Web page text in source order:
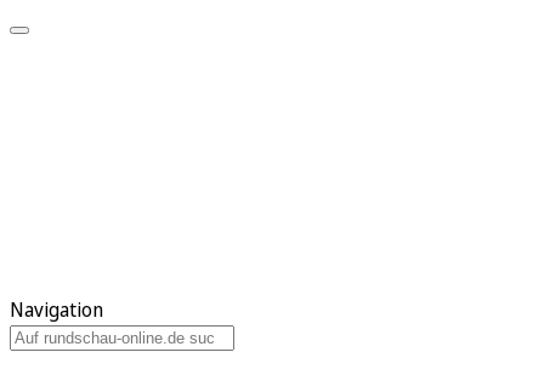
Navigation